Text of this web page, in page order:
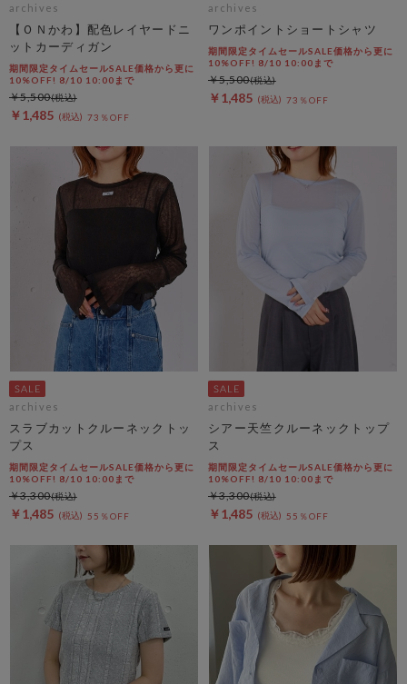
archives
【ＯＮかわ】配色レイヤードニ
ットカーディガン
期間限定タイムセールSALE価格から更に
10%OFF! 8/10 10:00まで
￥1,485 73％OFF
￥5,500
archives
ワンポイントショートシャツ
期間限定タイムセールSALE価格から更に
10%OFF! 8/10 10:00まで
￥1,485 73％OFF
￥5,500
archives
スラブカットクルーネックトッ
プス
期間限定タイムセールSALE価格から更に
10%OFF! 8/10 10:00まで
￥1,485 55％OFF
￥3,300
archives
シアー天竺クルーネックトップ
ス
期間限定タイムセールSALE価格から更に
10%OFF! 8/10 10:00まで
￥1,485 55％OFF
￥3,300